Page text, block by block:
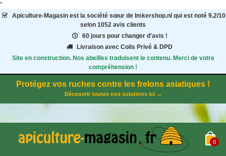
"
Apiculture-Magasinest la société sœur de Imkershop.nl qui est noté 9,2/10
selon 1052 avis clients
60 jours pour changer d'avis !
Livraison avec Colis Privé & DPD
Site en construction. Nos abeilles traduisent le contenu. Merci de votre
compréhension !
Protégez vos ruches contre les frelons asiatiques !
Découvrir toutes nos solutions ici →
0